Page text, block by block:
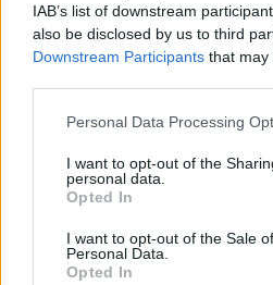
IAB’s list of downstream
also be disclosed by us to third
Downstream Participants that may
Please note that this website/app
not limited to your visit or usage
grant or deny consent to Google
use your data for below specified
consent section.
Personal Data Processing
I want to opt-out of the
personal data.
Opted In
I want to opt-out of the Sale
Personal Data.
Opted In
Meccs Center
Paris Saint-